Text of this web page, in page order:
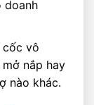
doanh
cốc vô
nắp hay
nào khác.